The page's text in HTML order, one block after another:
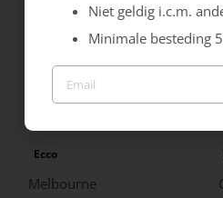
Ecco
Melbourne
Niet geldig i.c.m.
Minimale besteding